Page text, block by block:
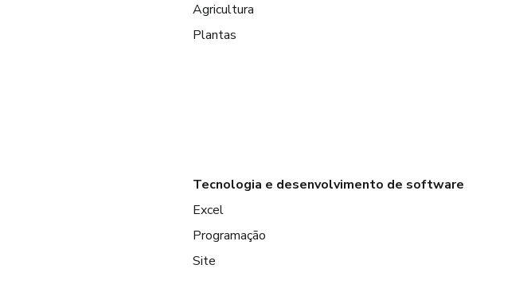
Agricultura
Plantas
Tecnologia e desenvolvimento de software
Excel
Programação
Site